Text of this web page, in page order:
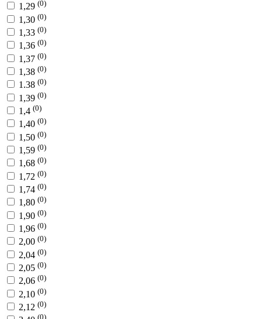
1,29 (0)
1,30 (0)
1,33 (0)
1,36 (0)
1,37 (0)
1,38 (0)
1.38 (0)
1,39 (0)
1,4 (0)
1,40 (0)
1,50 (0)
1,59 (0)
1,68 (0)
1,72 (0)
1,74 (0)
1,80 (0)
1,90 (0)
1,96 (0)
2,00 (0)
2,04 (0)
2,05 (0)
2,06 (0)
2,10 (0)
2,12 (0)
(0)